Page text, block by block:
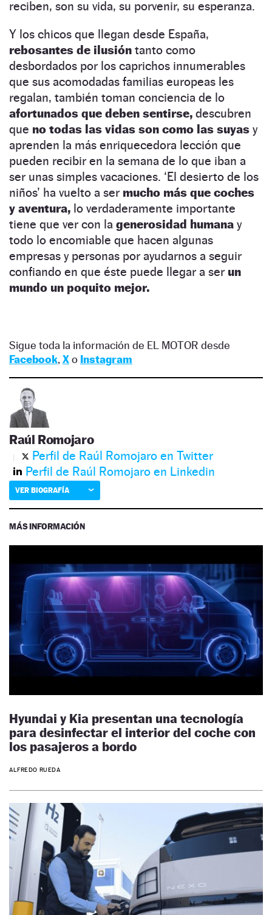
reciben, son su vida, su porvenir, su esperanza.
Y los chicos que llegan desde España,
rebosantes de ilusión tanto como
desbordados por los caprichos innumerables
que sus acomodadas familias europeas les
regalan, también toman conciencia de lo
afortunados que deben sentirse, descubren
que no todas las vidas son como las suyas y
aprenden la más enriquecedora lección que
pueden recibir en la semana de lo que iban a
ser unas simples vacaciones. ‘El desierto de los
niños’ ha vuelto a ser mucho más que coches
y aventura, lo verdaderamente importante
tiene que ver con la generosidad humana y
todo lo encomiable que hacen algunas
empresas y personas por ayudarnos a seguir
confiando en que éste puede llegar a ser un
mundo un poquito mejor.
Sigue toda la información de EL MOTOR desde
Facebook, Xo Instagram
Raúl Romojaro
Perfil de Raúl Romojaro en Twitter
Perfil de Raúl Romojaro en Linkedin
VER BIOGRAFÍA
MÁS INFORMACIÓN
Hyundai y Kia presentan una tecnología
para desinfectar el interior del coche con
los pasajeros a bordo
ALFREDO RUEDA